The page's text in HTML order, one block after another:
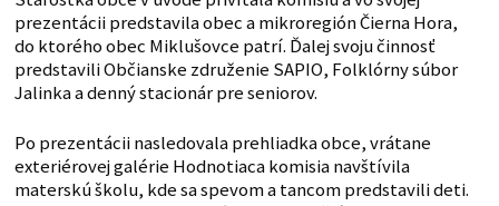
prezentácii predstavila obec a mikroregión Čierna Hora,
do ktorého obec Miklušovce patrí. Ďalej svoju činnosť
predstavili Občianske združenie SAPIO, Folklórny súbor
Jalinka a denný stacionár pre seniorov.
Po prezentácii nasledovala prehliadka obce, vrátane
exteriérovej galérie Hodnotiaca komisia navštívila
materskú školu, kde sa spevom a tancom predstavili deti.